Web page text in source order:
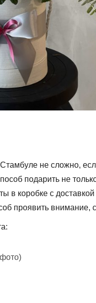
Стамбуле не сложно,
подарить не
в коробке с
проявить внимание,